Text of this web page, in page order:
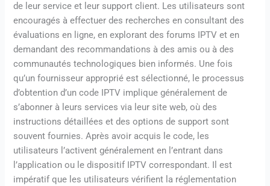
de leur service et leur support client. Les utilisateurs sont
encouragés à effectuer des recherches en consultant des
évaluations en ligne, en explorant des forums IPTV et en
demandant des recommandations à des amis ou à des
communautés technologiques bien informés. Une fois
qu’un fournisseur approprié est sélectionné, le processus
d’obtention d’un code IPTV implique généralement de
s’abonner à leurs services via leur site web, où des
instructions détaillées et des options de support sont
souvent fournies. Après avoir acquis le code, les
utilisateurs l’activent généralement en l’entrant dans
l’application ou le dispositif IPTV correspondant. Il est
impératif que les utilisateurs vérifient la réglementation